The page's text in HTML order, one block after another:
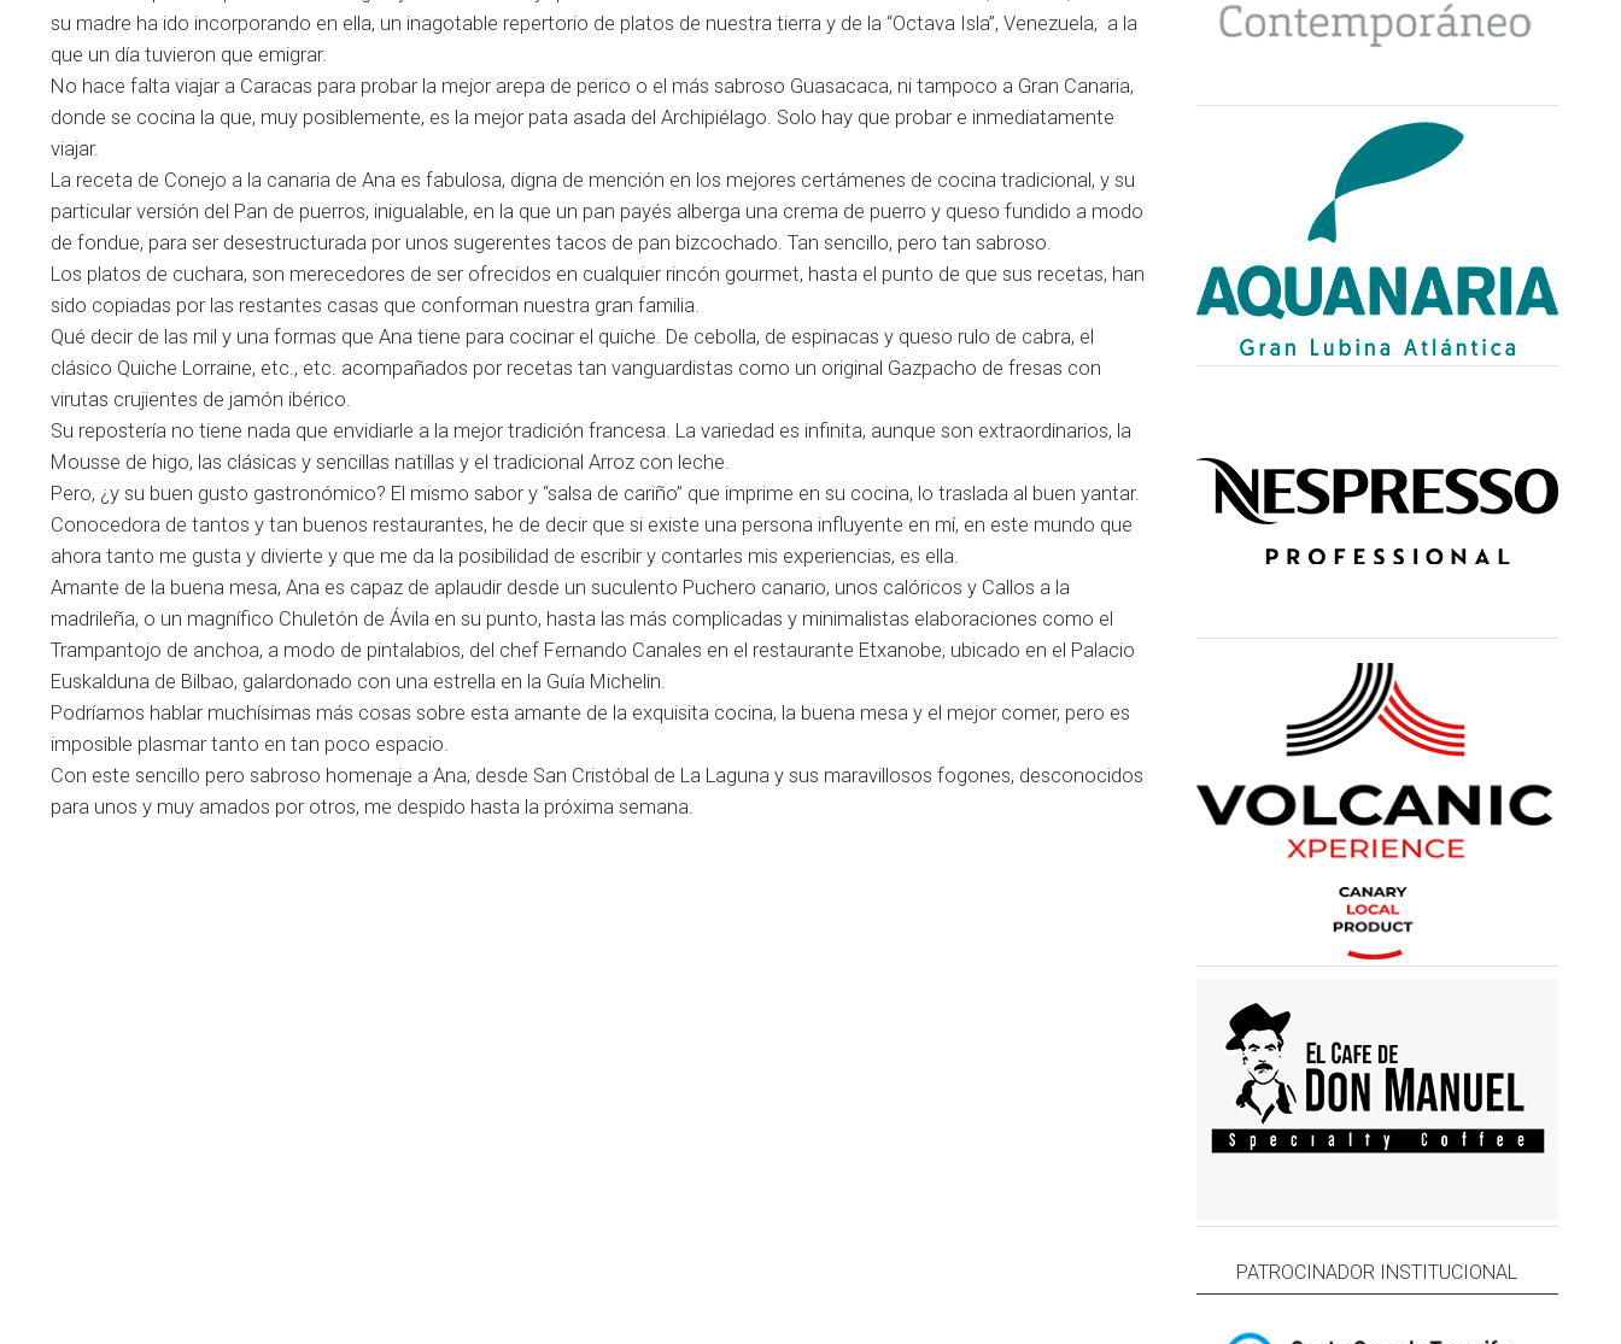
su madre ha ido incorporando en ella, un inagotable repertorio de platos de nuestra tierra y de la “Octava Isla”, Venezuela, a la
que un día tuvieron que emigrar.
No hace falta viajar a Caracas para probar la mejor arepa de perico o el más sabroso Guasacaca, ni tampoco a Gran Canaria,
donde se cocina la que, muy posiblemente, es la mejor pata asada del Archipiélago. Solo hay que probar e inmediatamente
viajar.
La receta de Conejo a la canaria de Ana es fabulosa, digna de mención en los mejores certámenes de cocina tradicional, y su
particular versión del Pan de puerros, inigualable, en la que un pan payés alberga una crema de puerro y queso fundido a modo
de fondue, para ser desestructurada por unos sugerentes tacos de pan bizcochado. Tan sencillo, pero tan sabroso.
Los platos de cuchara, son merecedores de ser ofrecidos en cualquier rincón gourmet, hasta el punto de que sus recetas, han
sido copiadas por las restantes casas que conforman nuestra gran familia.
Qué decir de las mil y una formas que Ana tiene para cocinar el quiche. De cebolla, de espinacas y queso rulo de cabra, el
clásico Quiche Lorraine, etc., etc. acompañados por recetas tan vanguardistas como un original Gazpacho de fresas con
virutas crujientes de jamón ibérico.
Su repostería no tiene nada que envidiarle a la mejor tradición francesa. La variedad es infinita, aunque son extraordinarios, la
Mousse de higo, las clásicas y sencillas natillas y el tradicional Arroz con leche.
Pero, ¿y su buen gusto gastronómico? El mismo sabor y “salsa de cariño” que imprime en su cocina, lo traslada al buen yantar.
Conocedora de tantos y tan buenos restaurantes, he de decir que si existe una persona influyente en mí, en este mundo que
ahora tanto me gusta y divierte y que me da la posibilidad de escribir y contarles mis experiencias, es ella.
Amante de la buena mesa, Ana es capaz de aplaudir desde un suculento Puchero canario, unos calóricos y Callos a la
madrileña, o un magnífico Chuletón de Ávila en su punto, hasta las más complicadas y minimalistas elaboraciones como el
Trampantojo de anchoa, a modo de pintalabios, del chef Fernando Canales en el restaurante Etxanobe, ubicado en el Palacio
Euskalduna de Bilbao, galardonado con una estrella en la Guía Michelin.
Podríamos hablar muchísimas más cosas sobre esta amante de la exquisita cocina, la buena mesa y el mejor comer, pero es
imposible plasmar tanto en tan poco espacio.
Con este sencillo pero sabroso homenaje a Ana, desde San Cristóbal de La Laguna y sus maravillosos fogones, desconocidos
para unos y muy amados por otros, me despido hasta la próxima semana.
PATROCINADOR INSTITUCIONAL